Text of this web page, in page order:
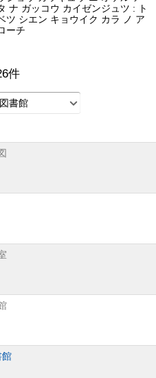
ナ ガッコウ カイゼンジュツ : ト
ツ シエン キョウイク カラ ノ ア
ーチ
件
書館
館